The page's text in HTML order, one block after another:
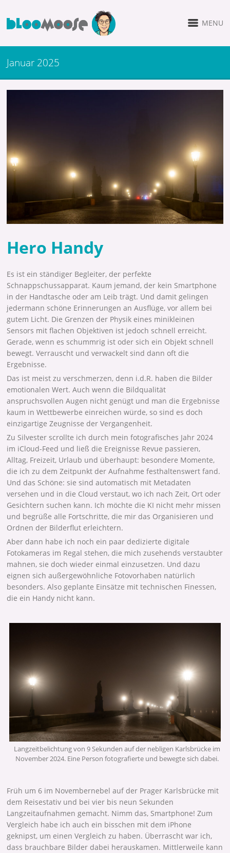
MENU
Januar 2025
Hero Handy
Es ist ein ständiger Begleiter, der perfekte
Schnappschussapparat. Kaum jemand, der kein Smartphone
in der Handtasche oder am Leib trägt. Und damit gelingen
jedermann schöne Erinnerungen an Ausflüge, vor allem bei
gutem Licht. Die Grenzen der Physik eines minikleinen
Sensors mit flachen Objektiven ist jedoch schnell erreicht.
Gerade, wenn es schummrig ist oder sich ein Objekt schnell
bewegt. Verrauscht und verwackelt sind dann oft die
Ergebnisse.
Das ist meist zu verschmerzen, denn i.d.R. haben die Bilder
emotionalen Wert. Auch wenn die Bildqualität
anspruchsvollen Augen nicht genügt und man die Ergebnisse
kaum in Wettbewerbe einreichen würde, so sind es doch
einzigartige Zeugnisse der Vergangenheit.
Zu Silvester scrollte ich durch mein fotografisches Jahr 2024
im iCloud-Feed und ließ die Ereignisse Revue passieren,
Alltag, Freizeit, Urlaub und überhaupt: besondere Momente,
die ich zu dem Zeitpunkt der Aufnahme festhaltenswert fand.
Und das Schöne: sie sind automatisch mit Metadaten
versehen und in die Cloud verstaut, wo ich nach Zeit, Ort oder
Gesichtern suchen kann. Ich möchte die KI nicht mehr missen
und begrüße alle Fortschritte, die mir das Organisieren und
Ordnen der Bilderflut erleichtern.
Aber dann habe ich noch ein paar dedizierte digitale
Fotokameras im Regal stehen, die mich zusehends verstaubter
mahnen, sie doch wieder einmal einzusetzen. Und dazu
eignen sich außergewöhnliche Fotovorhaben natürlich
besonders. Also geplante Einsätze mit technischen Finessen,
die ein Handy nicht kann.
Langzeitbelichtung von 9 Sekunden auf der nebligen Karlsbrücke im
November 2024. Eine Person fotografierte und bewegte sich dabei.
Früh um 6 im Novembernebel auf der Prager Karlsbrücke mit
dem Reisestativ und bei vier bis neun Sekunden
Langzeitaufnahmen gemacht. Nimm das, Smartphone! Zum
Vergleich habe ich auch ein bisschen mit dem iPhone
geknipst, um einen Vergleich zu haben. Überrascht war ich,
dass brauchbare Bilder dabei herauskamen. Mittlerweile kann